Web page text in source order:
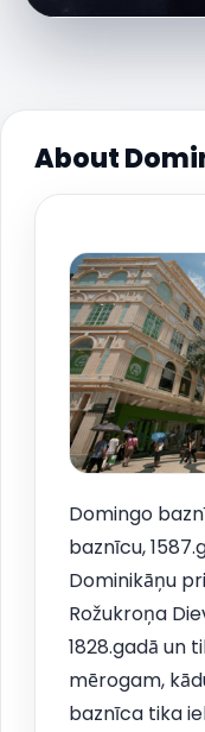
About
Domingo
baznīcu,
Dominikāņu
Rožukroņa
1828.gadā un
mērogam,
baznīca tika